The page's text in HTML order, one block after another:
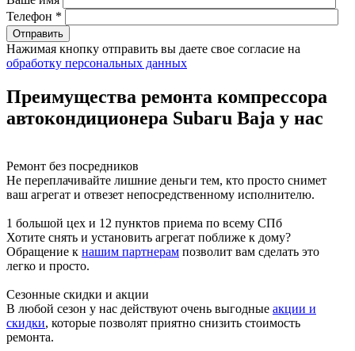
Телефон *
Нажимая кнопку отправить вы даете свое согласие на
обработку персональных данных
Преимущества ремонта компрессора
автокондиционера Subaru Baja у нас
Ремонт без посредников
Не переплачивайте лишние деньги тем, кто просто снимет
ваш агрегат и отвезет непосредственному исполнителю.
1 большой цех и 12 пунктов приема по всему СПб
Хотите снять и установить агрегат поближе к дому?
Обращение к нашим партнерам позволит вам сделать это
легко и просто.
Сезонные скидки и акции
В любой сезон у нас действуют очень выгодные акции и
скидки, которые позволят приятно снизить стоимость
ремонта.